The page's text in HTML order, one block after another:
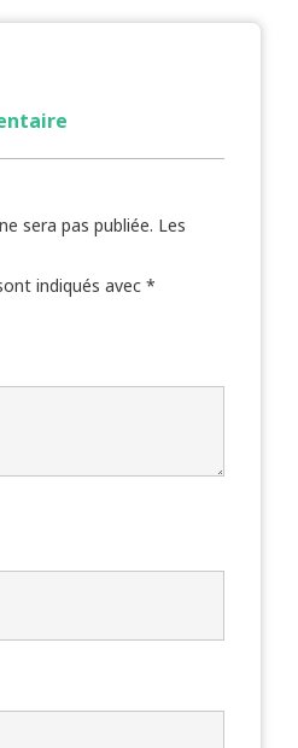
sera pas publiée. Les
indiqués avec *